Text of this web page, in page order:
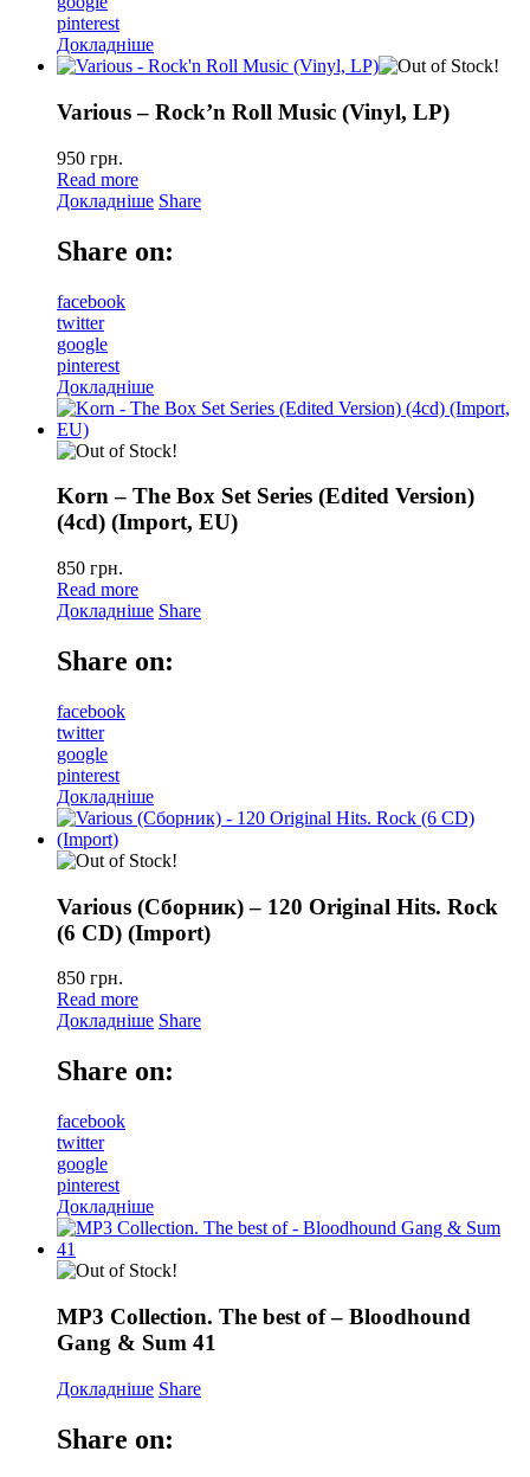
pinterest
Докладніше
Various – Rock’n Roll Music (Vinyl, LP)
950 грн.
Read more
Докладніше Share
Share on:
facebook
twitter
google
pinterest
Докладніше
Korn – The Box Set Series (Edited Version)
(4cd) (Import, EU)
850 грн.
Read more
Докладніше Share
Share on:
facebook
twitter
google
pinterest
Докладніше
Various (Сборник) – 120 Original Hits. Rock
(6 CD) (Import)
850 грн.
Read more
Докладніше Share
Share on:
facebook
twitter
google
pinterest
Докладніше
MP3 Collection. The best of – Bloodhound
Gang & Sum 41
Докладніше Share
Share on: